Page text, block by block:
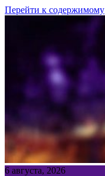
Перейти к содержимому
6 августа, 2026